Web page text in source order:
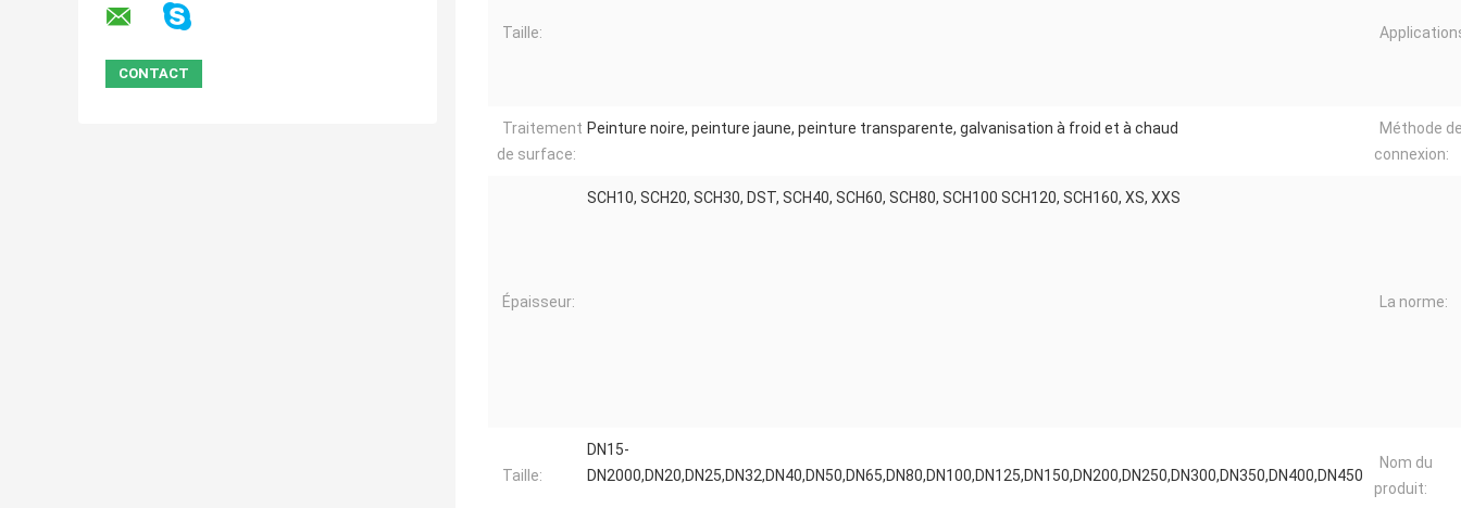
Taille:
Traitement
de surface:
Peinture noire, peinture jaune, peinture transparente, galvanisation à froid et à chaud
Méthode
connexion:
Épaisseur:
SCH10, SCH20, SCH30, DST, SCH40, SCH60, SCH80, SCH100 SCH120, SCH160, XS, XXS
La norme:
Taille:
DN15-
DN2000,DN20,DN25,DN32,DN40,DN50,DN65,DN80,DN100,DN125,DN150,DN200,DN250,DN300,DN350,DN400,DN450
Nom du
produit: